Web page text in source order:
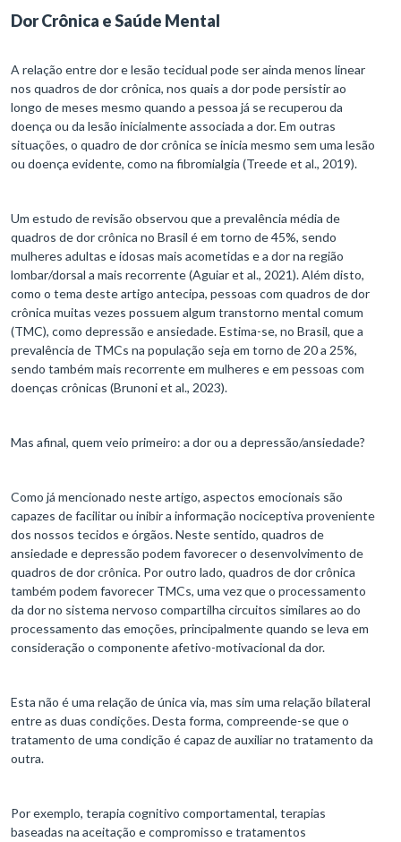
Dor Crônica e Saúde Mental
A relação entre dor e lesão tecidual pode ser ainda menos linear
nos quadros de dor crônica, nos quais a dor pode persistir ao
longo de meses mesmo quando a pessoa já se recuperou da
doença ou da lesão inicialmente associada a dor. Em outras
situações, o quadro de dor crônica se inicia mesmo sem uma lesão
ou doença evidente, como na fibromialgia (Treede et al., 2019).
Um estudo de revisão observou que a prevalência média de
quadros de dor crônica no Brasil é em torno de 45%, sendo
mulheres adultas e idosas mais acometidas e a dor na região
lombar/dorsal a mais recorrente (Aguiar et al., 2021). Além disto,
como o tema deste artigo antecipa, pessoas com quadros de dor
crônica muitas vezes possuem algum transtorno mental comum
(TMC), como depressão e ansiedade. Estima-se, no Brasil, que a
prevalência de TMCs na população seja em torno de 20 a 25%,
sendo também mais recorrente em mulheres e em pessoas com
doenças crônicas (Brunoni et al., 2023).
Mas afinal, quem veio primeiro: a dor ou a depressão/ansiedade?
Como já mencionado neste artigo, aspectos emocionais são
capazes de facilitar ou inibir a informação nociceptiva proveniente
dos nossos tecidos e órgãos. Neste sentido, quadros de
ansiedade e depressão podem favorecer o desenvolvimento de
quadros de dor crônica. Por outro lado, quadros de dor crônica
também podem favorecer TMCs, uma vez que o processamento
da dor no sistema nervoso compartilha circuitos similares ao do
processamento das emoções, principalmente quando se leva em
consideração o componente afetivo-motivacional da dor.
Esta não é uma relação de única via, mas sim uma relação bilateral
entre as duas condições. Desta forma, compreende-se que o
tratamento de uma condição é capaz de auxiliar no tratamento da
outra.
Por exemplo, terapia cognitivo comportamental, terapias
baseadas na aceitação e compromisso e tratamentos